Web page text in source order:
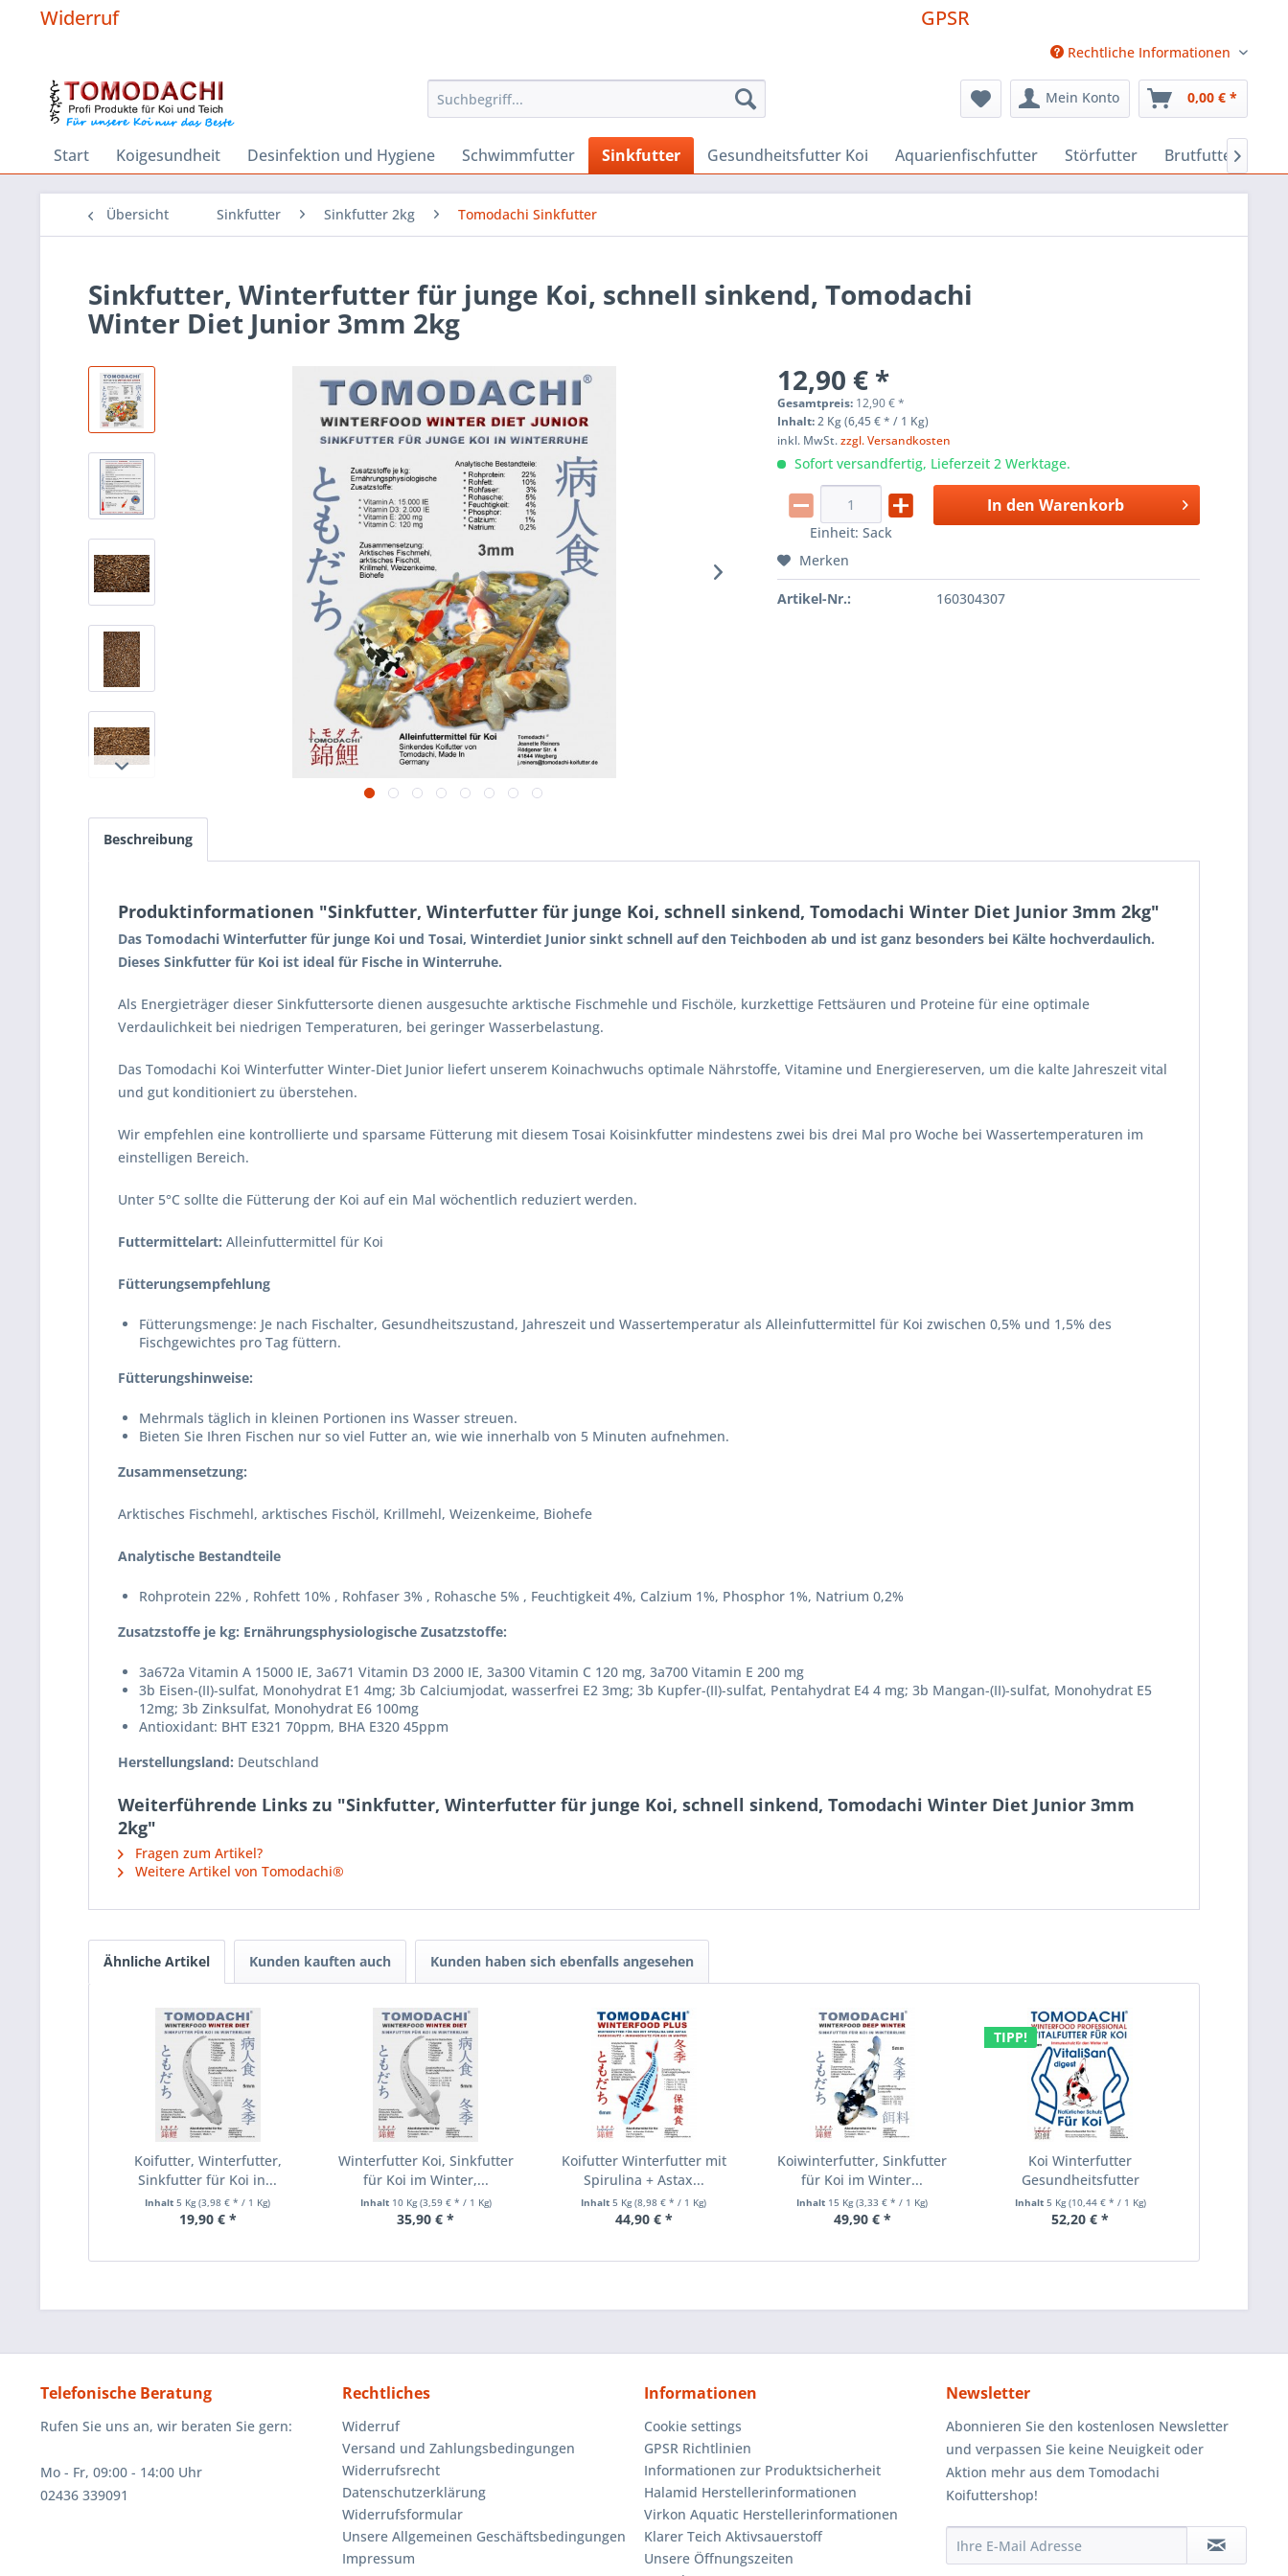
Widerruf GPSR
Rechtliche Informationen
Mein Konto 0,00 € *
Start Koigesundheit Desinfektion und Hygiene Schwimmfutter Sinkfutter Gesundheitsfutter Koi Aquarienfischfutter Störfutter Brutfutter
Übersicht Sinkfutter Sinkfutter 2kg Tomodachi Sinkfutter
Sinkfutter, Winterfutter für junge Koi, schnell sinkend, Tomodachi
Winter Diet Junior 3mm 2kg
12,90 € *
Gesamtpreis: 12,90€*
Inhalt:2 Kg (6,45 € * / 1 Kg)
inkl. MwSt.zzgl. Versandkosten
Sofort versandfertig, Lieferzeit 2 Werktage.
Einheit:Sack
In den Warenkorb
Merken
Artikel-Nr.: 160304307
Beschreibung
Produktinformationen "Sinkfutter, Winterfutter für junge Koi, schnell sinkend, Tomodachi Winter Diet Junior 3mm 2kg"
Das Tomodachi Winterfutter für junge Koi und Tosai, Winterdiet Junior sinkt schnell auf den Teichboden ab und ist ganz besonders bei Kälte hochverdaulich.
Dieses Sinkfutter für Koi ist ideal für Fische in Winterruhe.
Als Energieträger dieser Sinkfuttersorte dienen ausgesuchte arktische Fischmehle und Fischöle, kurzkettige Fettsäuren und Proteine für eine optimale
Verdaulichkeit bei niedrigen Temperaturen, bei geringer Wasserbelastung.
Das Tomodachi Koi Winterfutter Winter-Diet Junior liefert unserem Koinachwuchs optimale Nährstoffe, Vitamine und Energiereserven, um die kalte Jahreszeit vital
und gut konditioniert zu überstehen.
Wir empfehlen eine kontrollierte und sparsame Fütterung mit diesem Tosai Koisinkfutter mindestens zwei bis drei Mal pro Woche bei Wassertemperaturen im
einstelligen Bereich.
Unter 5°C sollte die Fütterung der Koi auf ein Mal wöchentlich reduziert werden.
Futtermittelart: Alleinfuttermittel für Koi
Fütterungsempfehlung
Fütterungsmenge: Je nach Fischalter, Gesundheitszustand, Jahreszeit und Wassertemperatur als Alleinfuttermittel für Koi zwischen 0,5% und 1,5% des
Fischgewichtes pro Tag füttern.
Fütterungshinweise:
Mehrmals täglich in kleinen Portionen ins Wasser streuen.
Bieten Sie Ihren Fischen nur so viel Futter an, wie wie innerhalb von 5 Minuten aufnehmen.
Zusammensetzung:
Arktisches Fischmehl, arktisches Fischöl, Krillmehl, Weizenkeime, Biohefe
Analytische Bestandteile
Rohprotein 22% , Rohfett 10% , Rohfaser 3% , Rohasche 5% , Feuchtigkeit 4%, Calzium 1%, Phosphor 1%, Natrium 0,2%
Zusatzstoffe je kg: Ernährungsphysiologische Zusatzstoffe:
3a672a Vitamin A 15000 IE, 3a671 Vitamin D3 2000 IE, 3a300 Vitamin C 120 mg, 3a700 Vitamin E 200 mg
3b Eisen-(II)-sulfat, Monohydrat E1 4mg; 3b Calciumjodat, wasserfrei E2 3mg; 3b Kupfer-(II)-sulfat, Pentahydrat E4 4 mg; 3b Mangan-(II)-sulfat, Monohydrat E5
12mg; 3b Zinksulfat, Monohydrat E6 100mg
Antioxidant: BHT E321 70ppm, BHA E320 45ppm
Herstellungsland: Deutschland
Weiterführende Links zu "Sinkfutter, Winterfutter für junge Koi, schnell sinkend, Tomodachi Winter Diet Junior 3mm
2kg"
Fragen zum Artikel?
Weitere Artikel von Tomodachi®
Ähnliche Artikel Kunden kauften auch Kunden haben sich ebenfalls angesehen
Koifutter, Winterfutter,
Sinkfutter für Koi in...
Inhalt5 Kg(3,98 € * / 1 Kg)
19,90 € *
Winterfutter Koi, Sinkfutter
für Koi im Winter,...
Inhalt 10 Kg(3,59 € * / 1 Kg)
35,90 € *
Koifutter Winterfutter mit
Spirulina + Astax...
Inhalt5 Kg(8,98 € * / 1 Kg)
44,90 € *
Koiwinterfutter, Sinkfutter
für Koi im Winter...
Inhalt 15 Kg(3,33 € * / 1 Kg)
49,90 € *
TIPP!
Koi Winterfutter
Gesundheitsfutter
Immunschutz...
Inhalt 5 Kg(10,44 € * / 1 Kg)
52,20 € *
Telefonische Beratung
Rufen Sie uns an, wir beraten Sie gern:
Mo - Fr, 09:00 - 14:00 Uhr
02436 339091
Rechtliches
Widerruf
Versand und Zahlungsbedingungen
Widerrufsrecht
Datenschutzerklärung
Widerrufsformular
Unsere Allgemeinen Geschäftsbedingungen
Impressum
Informationen
Cookie settings
GPSR Richtlinien
Informationen zur Produktsicherheit
Halamid Herstellerinformationen
Virkon Aquatic Herstellerinformationen
Klarer Teich Aktivsauerstoff
Unsere Öffnungszeiten
Newsletter
Abonnieren Sie den kostenlosen Newsletter
und verpassen Sie keine Neuigkeit oder
Aktion mehr aus dem Tomodachi
Koifuttershop!